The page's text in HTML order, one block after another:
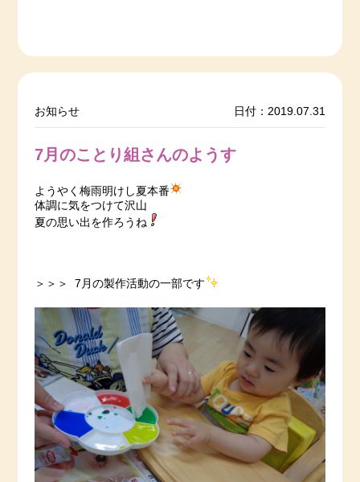
お知らせ 日付：2019.07.31
7月のことり組さんのようす
ようやく梅雨明けし夏本番
体調に気をつけて沢山
夏の思い出を作ろうね
＞＞＞ 7月の製作活動の一部です